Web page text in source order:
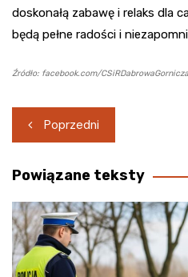
doskonałą zabawę i relaks dla
będą pełne radości i
Źródło: facebook.com/CSiRDabrowaGornicza
Nawigacja
wpisu
Poprzedni
Powiązane teksty